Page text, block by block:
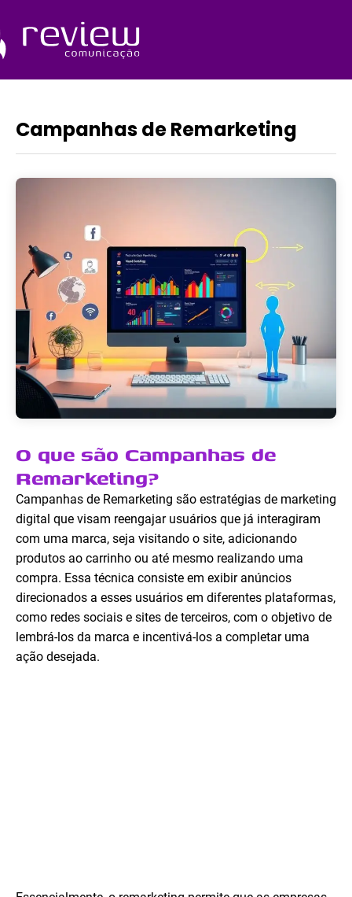
o
conteúdo
Campanhas de Remarketing
O que são Campanhas de
Remarketing?
Campanhas de Remarketing são estratégias de marketing
digital que visam reengajar usuários que já interagiram
com uma marca, seja visitando o site, adicionando
produtos ao carrinho ou até mesmo realizando uma
compra. Essa técnica consiste em exibir anúncios
direcionados a esses usuários em diferentes plataformas,
como redes sociais e sites de terceiros, com o objetivo de
lembrá-los da marca e incentivá-los a completar uma
ação desejada.